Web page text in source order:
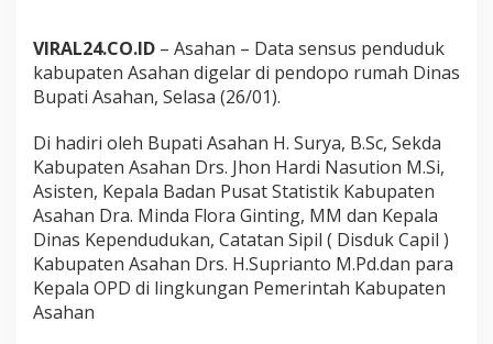
a
A
d
i
n
i
s
t
r
a
s
i
VIRAL24.CO.ID – Asahan – Data sensus penduduk
kabupaten Asahan digelar di pendopo rumah Dinas
Bupati Asahan, Selasa (26/01).
Di hadiri oleh Bupati Asahan H. Surya, B.Sc, Sekda
Kabupaten Asahan Drs. Jhon Hardi Nasution M.Si,
Asisten, Kepala Badan Pusat Statistik Kabupaten
Asahan Dra. Minda Flora Ginting, MM dan Kepala
Dinas Kependudukan, Catatan Sipil ( Disduk Capil )
Kabupaten Asahan Drs. H.Suprianto M.Pd.dan para
Kepala OPD di lingkungan Pemerintah Kabupaten
Asahan